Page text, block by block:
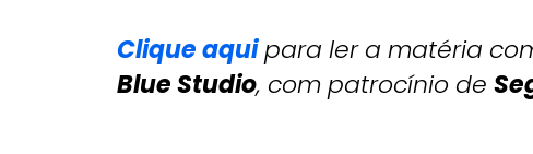
Clique aquipara ler a matéria
Blue Studio, com patrocínio de